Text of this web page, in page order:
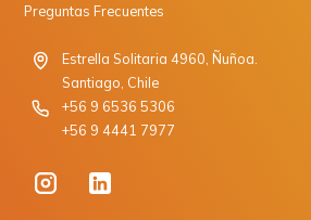
Preguntas Frecuentes
Estrella Solitaria 4960, Ñuñoa.
Santiago, Chile
+56 9 6536 5306
+56 9 4441 7977